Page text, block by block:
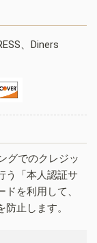
、Diners
グでのクレジッ
う「本人認証サ
を利用して、
止します。